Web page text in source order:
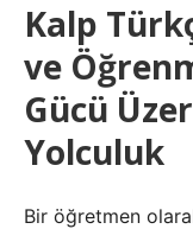
Kalp
ve
Gücü
Yolculuk
Bir öğretmen